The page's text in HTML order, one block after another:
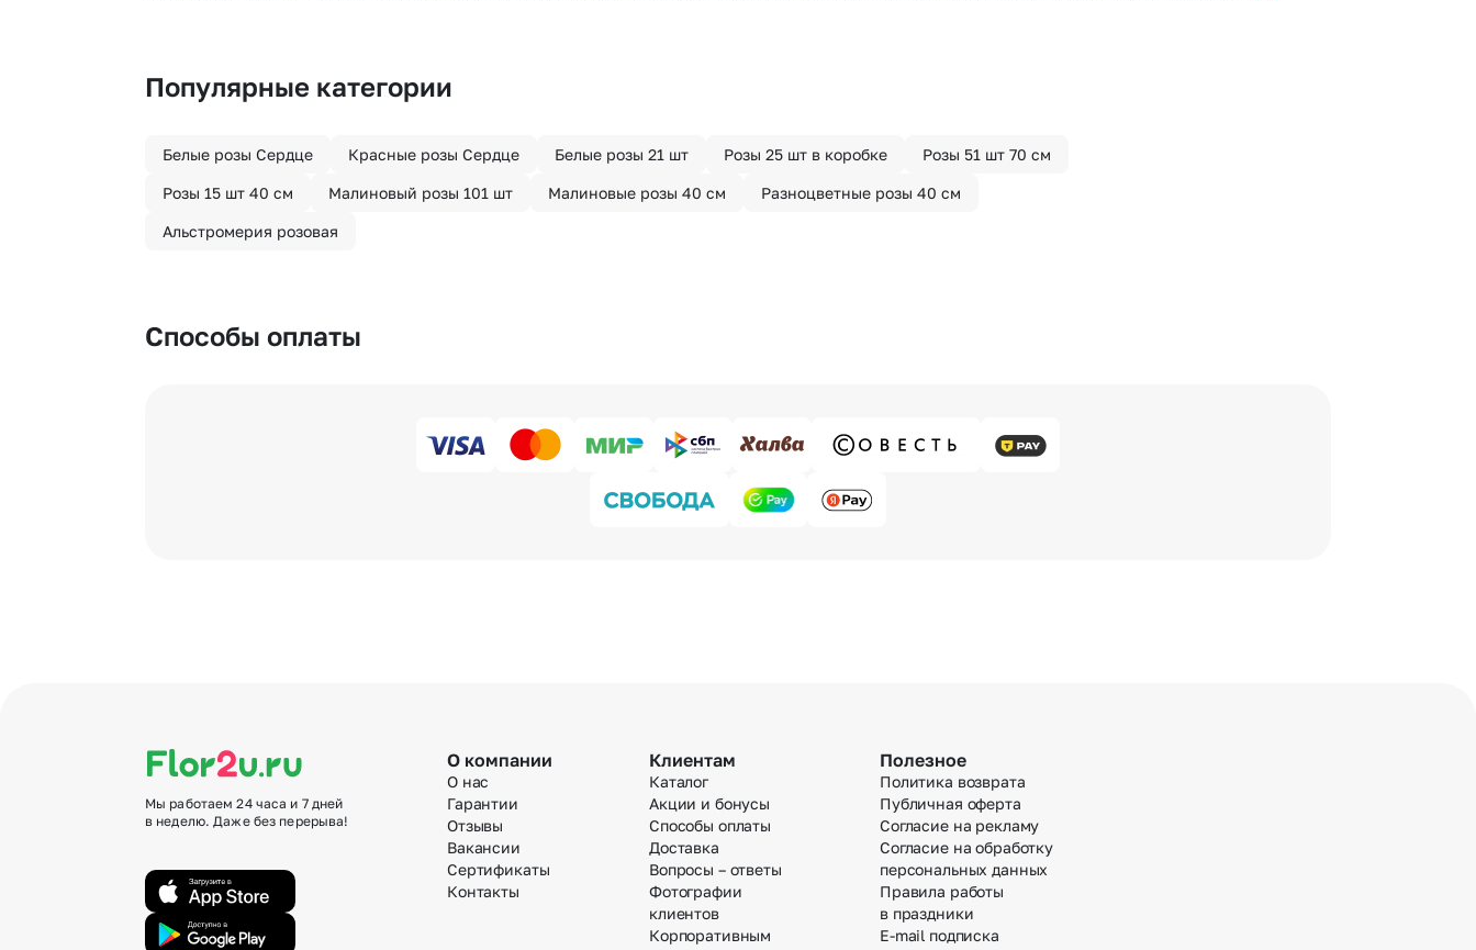
Популярные категории
Белые розы Сердце Красные розы Сердце Белые розы 21 шт Розы 25 шт в коробке Розы 51 шт 70 см
Розы 15 шт 40 см Малиновый розы 101 шт Малиновые розы 40 см Разноцветные розы 40 см
Альстромерия розовая
Способы оплаты
Мы работаем 24 часа и 7 дней
в неделю. Даже без перерыва!
О компании
О нас
Гарантии
Отзывы
Вакансии
Сертификаты
Контакты
Клиентам
Каталог
Акции и бонусы
Способы оплаты
Доставка
Вопросы – ответы
Фотографии
клиентов
Корпоративным
Полезное
Политика возврата
Публичная оферта
Согласие на рекламу
Согласие на обработку
персональных данных
Правила работы
в праздники
E-mail подписка